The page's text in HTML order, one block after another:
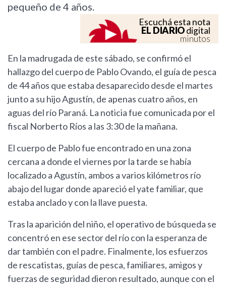
pequeño de 4 años.
Escuchá esta nota
EL DIARIOdigital
minutos
En la madrugada de este sábado, se confirmó el
hallazgo del cuerpo de Pablo Ovando, el guía de pesca
de 44 años que estaba desaparecido desde el martes
junto a su hijo Agustín, de apenas cuatro años, en
aguas del río Paraná. La noticia fue comunicada por el
fiscal Norberto Ríos a las 3:30 de la mañana.
El cuerpo de Pablo fue encontrado en una zona
cercana a donde el viernes por la tarde se había
localizado a Agustín, ambos a varios kilómetros río
abajo del lugar donde apareció el yate familiar, que
estaba anclado y con la llave puesta.
Tras la aparición del niño, el operativo de búsqueda se
concentró en ese sector del río con la esperanza de
dar también con el padre. Finalmente, los esfuerzos
de rescatistas, guías de pesca, familiares, amigos y
fuerzas de seguridad dieron resultado, aunque con el